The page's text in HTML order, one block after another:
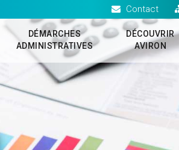
Contact
DÉMARCHES
ADMINISTRATIVES
DÉCOUVRIR
AVIRON